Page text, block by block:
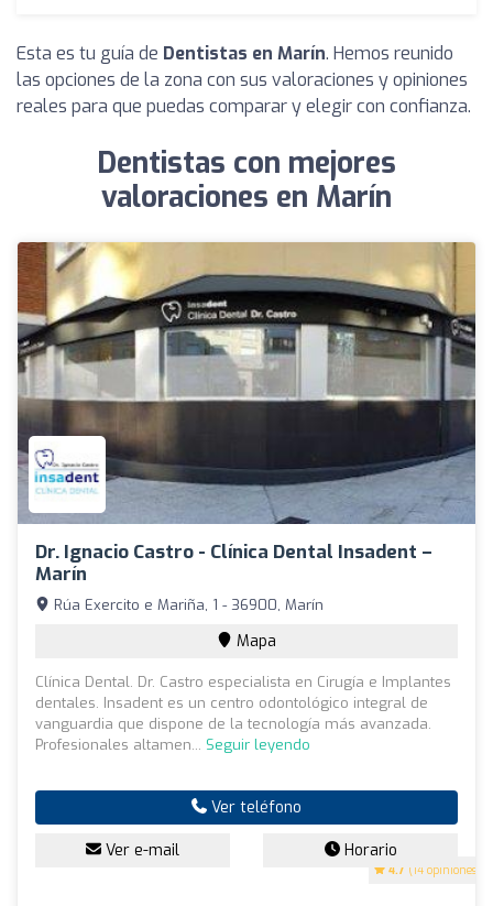
Esta es tu guía de Dentistas en Marín. Hemos reunido
las opciones de la zona con sus valoraciones y opiniones
reales para que puedas comparar y elegir con confianza.
Dentistas con mejores
valoraciones en Marín
Dr. Ignacio Castro - Clínica Dental Insadent –
Marín
4.7 (14 opiniones)
Rúa Exercito e Mariña, 1 - 36900, Marín
Mapa
Clínica Dental. Dr. Castro especialista en Cirugía e Implantes
dentales. Insadent es un centro odontológico integral de
vanguardia que dispone de la tecnología más avanzada.
Profesionales altamen... Seguir leyendo
Ver teléfono
Ver e-mail Horario